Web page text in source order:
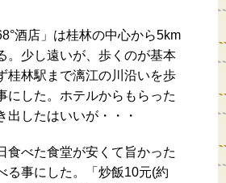
酒店」は桂林の中心から5km
。少し遠いが、歩くのが基本
桂林駅まで漓江の川沿いを歩
にした。ホテルからもらった
出したはいいが・・・
食べた食堂が安くて旨かった
る事にした。「炒飯10元(約